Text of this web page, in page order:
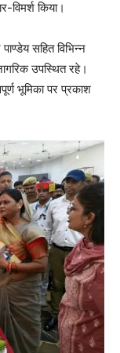
विमर्श किया।
सहित विभिन्न
उपस्थित रहे।
भूमिका पर प्रकाश